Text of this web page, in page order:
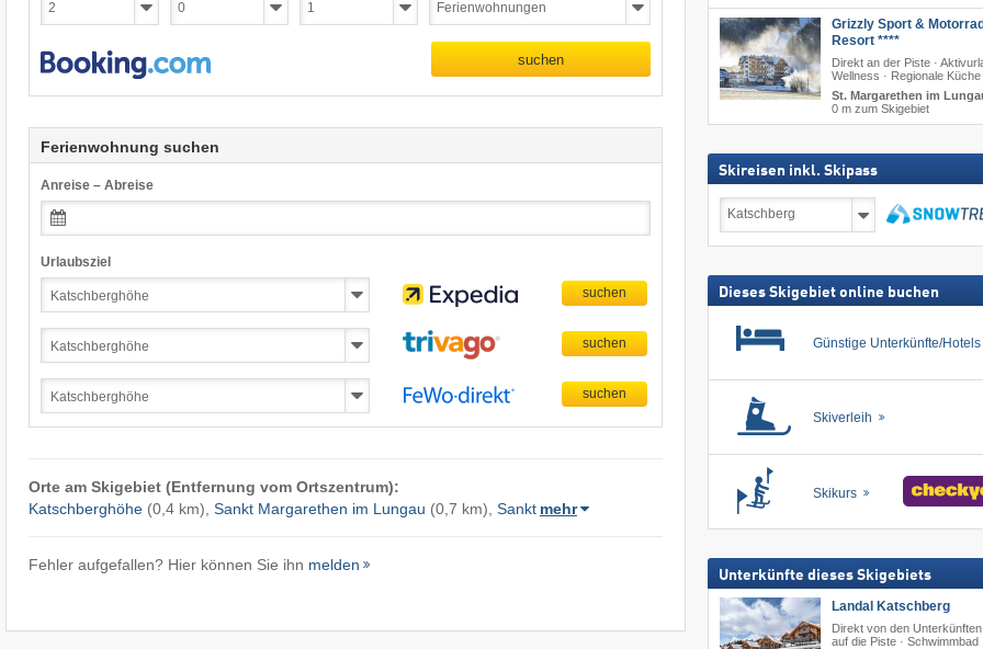
suchen
Ferienwohnung suchen
Anreise – Abreise
Urlaubsziel
Orte am Skigebiet (Entfernung vom Ortszentrum):
Katschberghöhe(0,4 km), Sankt Margarethen im Lungau (0,7 km), Sankt mehr
Fehler aufgefallen? Hier können Sie ihn melden
Grizzly Sport & Motorrad
Resort ****
Direkt an der Piste ·
Wellness · Regionale Küche
St. Margarethen im
0 m zum Skigebiet
Skireisen inkl. Skipass
inkl.
Dieses Skigebiet online buchen
Günstige Unterkünfte/Hotels
Skiverleih
Skikurs
Unterkünfte dieses Skigebiets
Landal Katschberg
Direkt von den
auf die Piste · Schwimmbad